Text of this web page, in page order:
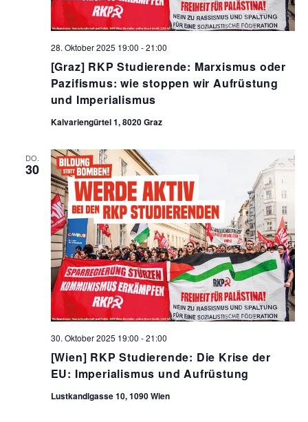
[Graz] RKP Studierende: Marxismus oder
Pazifismus: wie stoppen wir Aufrüstung
und Imperialismus
28. Oktober 2025 19:00 -21:00
Kalvariengürtel 1, 8020 Graz
DO.
30
[Wien] RKP Studierende: Die Krise der
EU: Imperialismus und Aufrüstung
30. Oktober 2025 19:00 -21:00
Lustkandlgasse 10, 1090 Wien